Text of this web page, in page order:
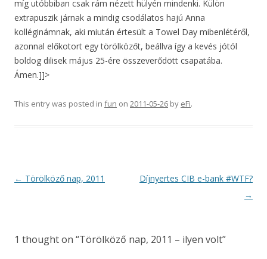
míg utóbbiban csak rám nézett hülyén mindenki. Külön
extrapuszik járnak a mindig csodálatos hajú Anna
kolléginámnak, aki miután értesült a Towel Day mibenlétéről,
azonnal előkotort egy törölközőt, beállva így a kevés jótól
boldog dilisek május 25-ére összeverődött csapatába.
Ámen.]]>
This entry was posted in fun on 2011-05-26 by eFi.
Post
← Törölköző nap, 2011
Díjnyertes CIB e-bank #WTF?
→
1 thought on “Törölköző nap, 2011 – ilyen volt”